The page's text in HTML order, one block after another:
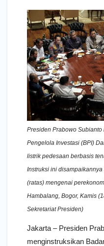
Presiden Prabowo
Pengelola Investasi (BPI)
listrik pedesaan berbasis
Instruksi ini
(ratas) mengenai
Hambalang, Bogor, Kamis
Sekretariat Presiden)
Jakarta – Presiden
menginstruksikan